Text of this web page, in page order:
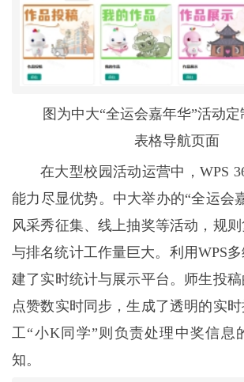
图为中大“全运会嘉年华”活动
表格导航页面
在大型校园活动运营中，WPS
能力尽显优势。中大举办的“全运会
风采秀征集、线上抽奖等活动，规
与排名统计工作量巨大。利用WPS
建了实时统计与展示平台。师生投
点赞数实时同步，生成了透明的实
工“小K同学”则负责处理中奖信息
知。